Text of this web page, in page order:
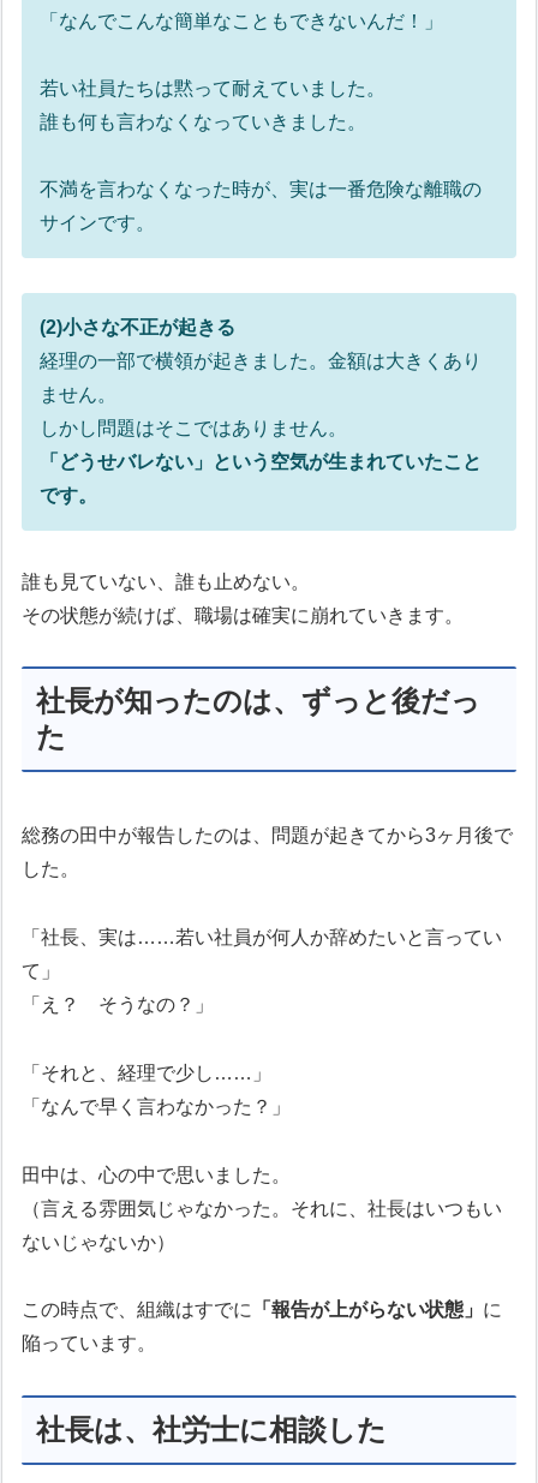
「なんでこんな簡単なこともできないんだ！」
若い社員たちは黙って耐えていました。
誰も何も言わなくなっていきました。
不満を言わなくなった時が、実は一番危険な離職の
サインです。
(2)小さな不正が起きる
経理の一部で横領が起きました。金額は大きくあり
ません。
しかし問題はそこではありません。
「どうせバレない」という空気が生まれていたこと
です。
誰も見ていない、誰も止めない。
その状態が続けば、職場は確実に崩れていきます。
社長が知ったのは、ずっと後だっ
た
総務の田中が報告したのは、問題が起きてから3ヶ月後で
した。
「社長、実は……若い社員が何人か辞めたいと言ってい
て」
「え？ そうなの？」
「それと、経理で少し……」
「なんで早く言わなかった？」
田中は、心の中で思いました。
（言える雰囲気じゃなかった。それに、社長はいつもい
ないじゃないか）
この時点で、組織はすでに 「報告が上がらない状態」 に
陥っています。
社長は、社労士に相談した